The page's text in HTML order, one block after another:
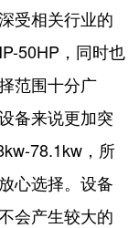
受相关行业的
50HP，同时也
范围十分广
备来说更加突
78.1kw，所
心选择。设备
会产生较大的